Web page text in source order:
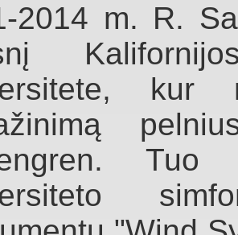
2014 m. R.
kur